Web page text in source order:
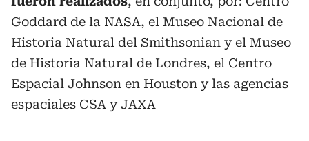
Goddard de la NASA, el Museo Nacional de
Historia Natural del Smithsonian y el Museo
de Historia Natural de Londres, el Centro
Espacial Johnson en Houston y las agencias
espaciales CSA y JAXA